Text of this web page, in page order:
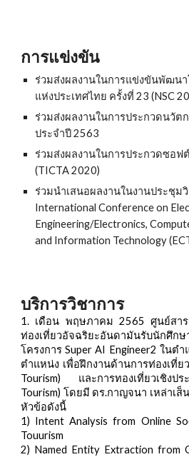
การแข่งขัน
ร่วมส่งผลงานในการแข่งขันพัฒน
แห่งประเทศไทย ครั้งที่ 23 (NSC
ร่วมส่งผลงานในการประกวดนวัต
ประจำปี 2563
ร่วมส่งผลงานในการประกวดซอฟ
(TICTA 2020)
ร่วมนำเสนอผลงานในงานประชุม
International Conference on
Engineering/Electronics,
and Information Technology
บริการวิชาการ
1. เดือน พฤษภาคม 2565 ศูนย์สา
ท่องเที่ยวอัจฉริยะอันดามันรับนักศึกษ
โครงการ Super AI Engineer2 ในตำ
ตำแหน่ง เพื่อฝึกงานด้านการท่องเที่ย
Tourism) และการทองเที่ยวเชิงป
Tourism) โดยมี ดร.กาญจนา เหล่าเส็น
หัวข้อดังนี้
1) Intent Analysis from Online
Touurism
2) Named Entity Extraction from